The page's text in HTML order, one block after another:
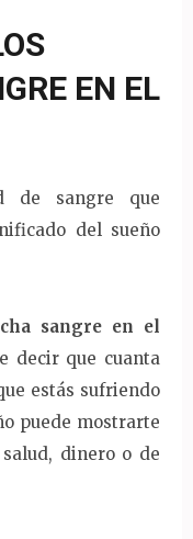
EN EL
de sangre que
del sueño
sangre en el
decir que cuanta
estás sufriendo
puede mostrarte
dinero o de